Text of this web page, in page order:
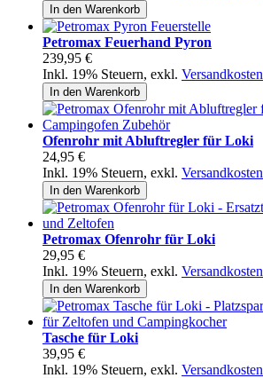
In den Warenkorb
Petromax Feuerhand Pyron
239,95 €
Inkl. 19% Steuern, exkl. Versandkosten
In den Warenkorb
Ofenrohr mit Abluftregler für Loki
24,95 €
Inkl. 19% Steuern, exkl. Versandkosten
In den Warenkorb
Petromax Ofenrohr für Loki
29,95 €
Inkl. 19% Steuern, exkl. Versandkosten
In den Warenkorb
Tasche für Loki
39,95 €
Inkl. 19% Steuern, exkl. Versandkosten